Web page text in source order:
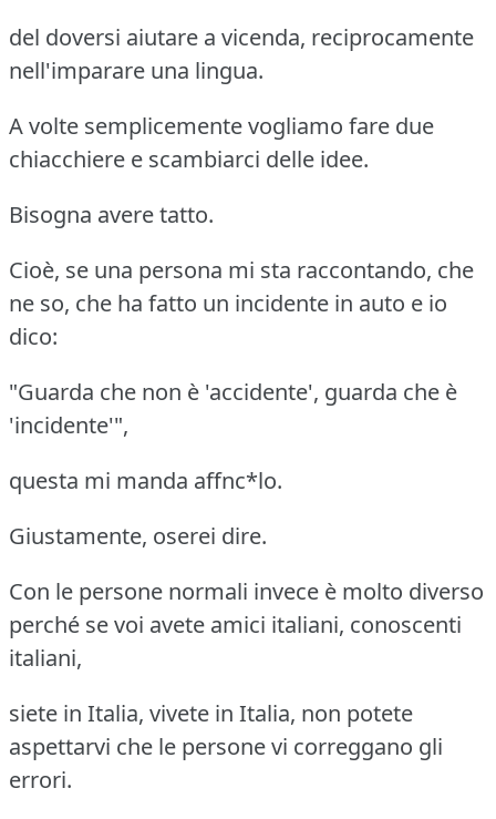
del doversi aiutare a vicenda, reciprocamente
nell'imparare una lingua.
A volte semplicemente vogliamo fare due
chiacchiere e scambiarci delle idee.
Bisogna avere tatto.
Cioè, se una persona mi sta raccontando, che
ne so, che ha fatto un incidente in auto e io
dico:
"Guarda che non è 'accidente', guarda che è
'incidente'",
questa mi manda affnc*lo.
Giustamente, oserei dire.
Con le persone normali invece è molto diverso
perché se voi avete amici italiani, conoscenti
italiani,
siete in Italia, vivete in Italia, non potete
aspettarvi che le persone vi correggano gli
errori.